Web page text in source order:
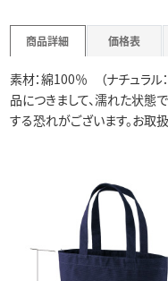
商品詳細 価格表
素材：綿100％ （ナチュラ
品につきまして、濡れた状態
する恐れがございます。お取